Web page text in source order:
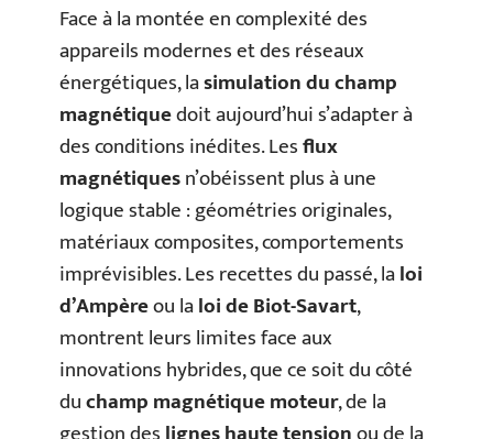
Face à la montée en complexité des
appareils modernes et des réseaux
énergétiques, lasimulation du champ
magnétiquedoit aujourd’hui s’adapter à
des conditions inédites. Lesflux
magnétiquesn’obéissent plus à une
logique stable : géométries originales,
matériaux composites, comportements
imprévisibles. Les recettes du passé, laloi
d’Ampèreou laloi de Biot-Savart,
montrent leurs limites face aux
innovations hybrides, que ce soit du côté
duchamp magnétique moteur, de la